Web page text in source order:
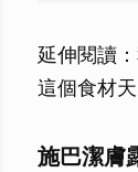
延伸閱讀
這個食材
施巴潔膚